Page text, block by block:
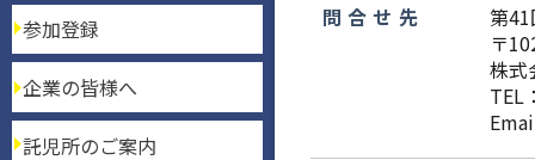
参加登録
企業の皆様へ
託児所のご案内
問合せ先
第41
〒
株式
TEL